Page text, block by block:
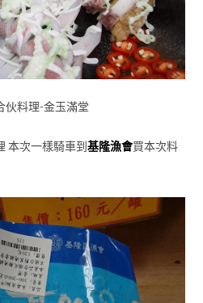
伙料理-金玉滿堂
本次一樣騎車到基隆漁會買本次料